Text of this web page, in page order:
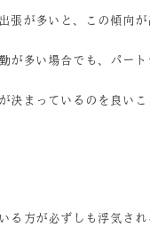
張が多いと、この傾向が
が多い場合でも、パー
決まっているのを良い
る方が必ずしも浮気され